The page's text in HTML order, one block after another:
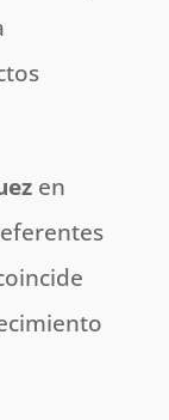
en